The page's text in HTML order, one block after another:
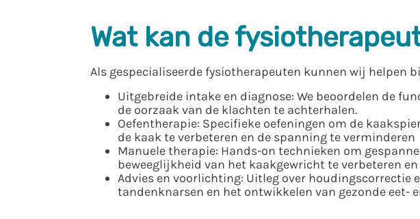
Wat kan de
Als gespecialiseerde fysiotherapeuten kunnen wij helpen
Uitgebreide intake en diagnose: We beoordelen de
de oorzaak van de klachten te achterhalen.
Oefentherapie: Specifieke oefeningen om de
de kaak te verbeteren en de spanning te verminderen
Manuele therapie: Hands-on technieken om
beweeglijkheid van het kaakgewricht te verbeteren
Advies en voorlichting: Uitleg over houdingscorrectie
tandenknarsen en het ontwikkelen van gezonde eet-